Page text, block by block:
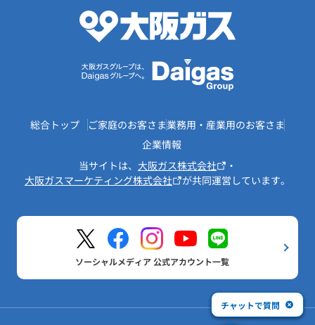
総合トップ ご家庭のお客さま業務用・産業用のお客さま
企業情報
当サイトは、 大阪ガス株式会社
・
大阪ガスマーケティング株式会社
が共同運営しています。
ソーシャルメディア 公式アカウント一覧
チャットで質問